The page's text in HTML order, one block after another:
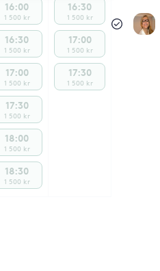
16:00
1 500 kr
16:30
1 500 kr
17:00
1 500 kr
17:30
1 500 kr
18:00
1 500 kr
18:30
1 500 kr
16:30
1 500 kr
17:00
1 500 kr
17:30
1 500 kr